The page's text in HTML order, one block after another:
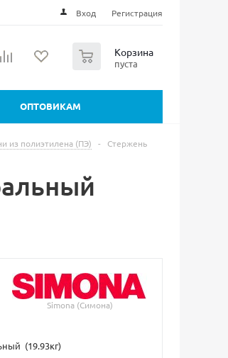
Вход Регистрация
Корзина
пуста
ОПТОВИКАМ
из полиэтилена (ПЭ) -
Стержень
Simona (Симона)
(19.93кг)